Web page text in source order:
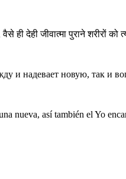
देही जीवात्मा पुराने शरीरों को
и надевает новую, так и
nueva, así también el Yo